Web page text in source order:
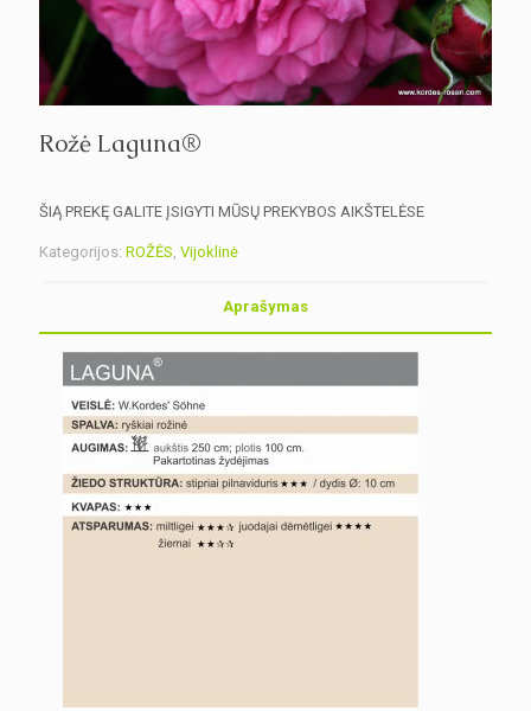
Rožė Laguna®
ŠIĄ PREKĘ GALITE ĮSIGYTI MŪSŲ PREKYBOS AIKŠTELĖSE
Kategorijos: ROŽĖS, Vijoklinė
Aprašymas